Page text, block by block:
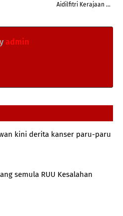
Aidilfitri Kerajaan ...
admin
kini derita kanser paru-paru
semula RUU Kesalahan